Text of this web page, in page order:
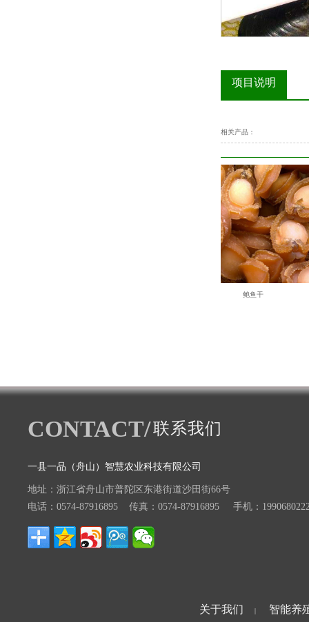
项目说明
相关产品：
鲍鱼干
CONTACT/联系我们
一县一品（舟山）智慧农业科技有限公司
地址：浙江省舟山市普陀区东港街道沙田街66号
电话：0574-87916895 传真：0574-87916895 手机：
关于我们 | 智能养